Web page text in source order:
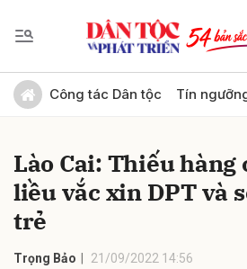
Công tác Dân tộc Tín
Lào Cai: Thiếu
liều vắc xin DPT và
trẻ
Trọng Bảo 21/09/2022 14:56
Gửi bình luận